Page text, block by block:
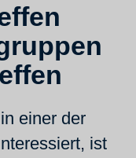
einer der
ist